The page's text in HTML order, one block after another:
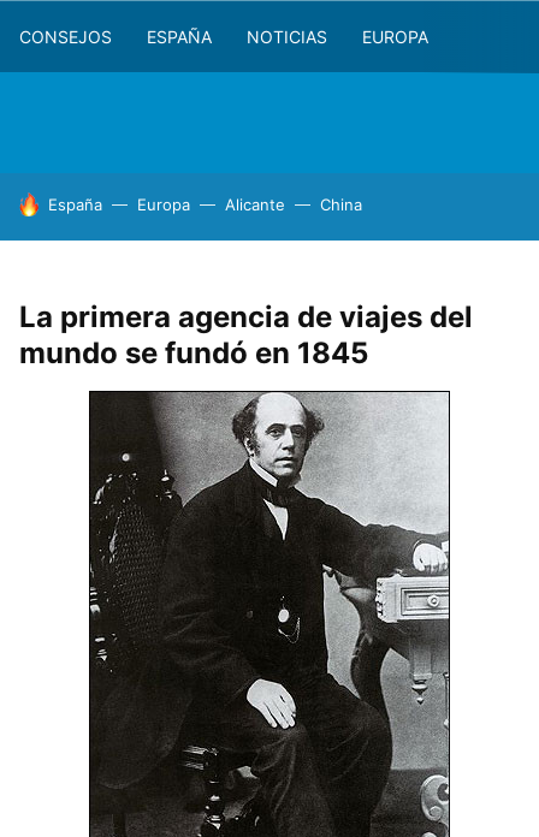
CONSEJOS ESPAÑA NOTICIAS EUROPA
HOY SE HABLA DE
España Europa Alicante China
La primera agencia de viajes del
mundo se fundó en 1845